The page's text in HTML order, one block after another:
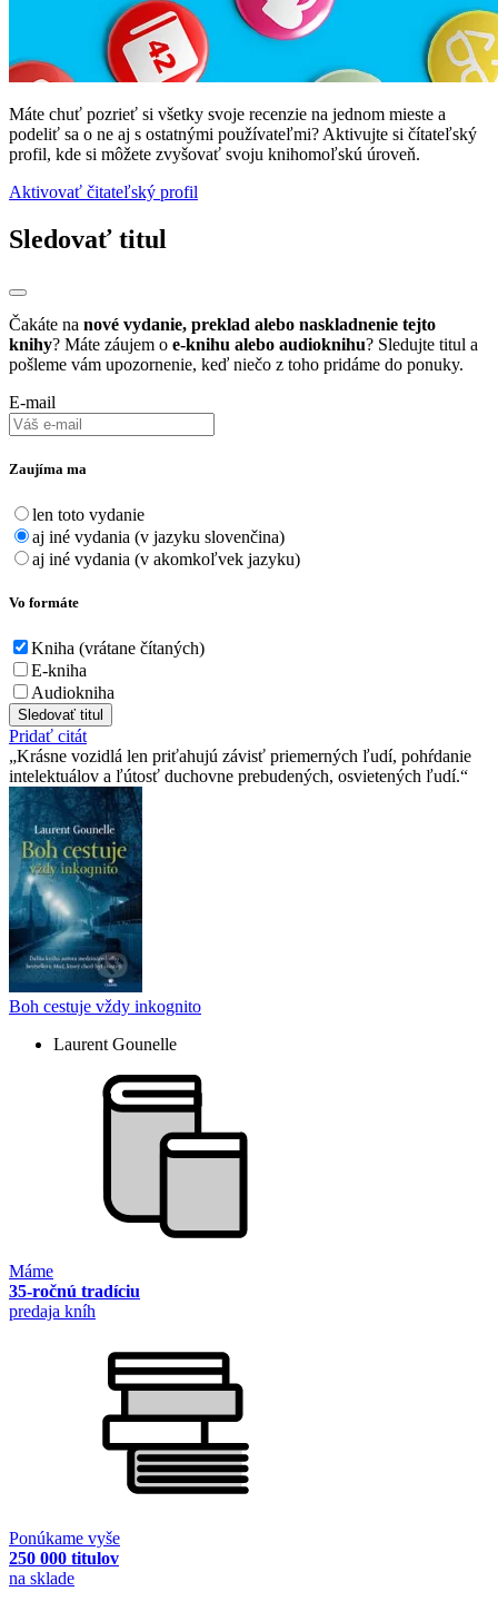
Máte chuť pozrieť si všetky svoje recenzie na jednom mieste a
podeliť sa o ne aj s ostatnými používateľmi? Aktivujte si čítateľský
profil, kde si môžete zvyšovať svoju knihomoľskú úroveň.
Aktivovať čitateľský profil
Sledovať titul
Čakáte na nové vydanie, preklad alebo naskladnenie tejto
knihy? Máte záujem o e-knihu alebo audioknihu? Sledujte titul a
pošleme vám upozornenie, keď niečo z toho pridáme do ponuky.
E-mail
Zaujíma ma
len toto vydanie
aj iné vydania (v jazyku slovenčina)
aj iné vydania (v akomkoľvek jazyku)
Vo formáte
Kniha (vrátane čítaných)
E-kniha
Audiokniha
Sledovať titul
Pridať citát
Krásne vozidlá len priťahujú závisť priemerných ľudí, pohŕdanie
intelektuálov a ľútosť duchovne prebudených, osvietených ľudí.
Boh cestuje vždy inkognito
Laurent Gounelle
Máme
35-ročnú tradíciu
predaja kníh
Ponúkame vyše
250 000 titulov
na sklade